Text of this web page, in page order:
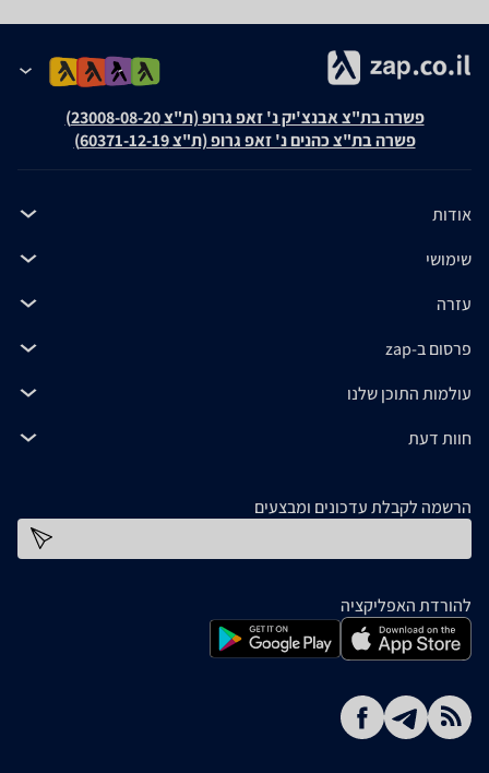
פשרה בת"צ אבנצ'יק נ' זאפ גרופ (ת"צ 23008-08-20)
פשרה בת"צ כהנים נ' זאפ גרופ (ת"צ 60371-12-19)
אודות
שימושי
עזרה
פרסום ב-zap
עולמות התוכן שלנו
חוות דעת
הרשמה לקבלת עדכונים ומבצעים
להורדת האפליקציה